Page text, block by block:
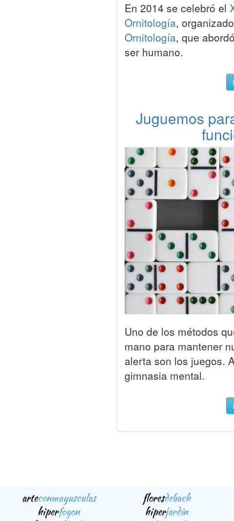
En 2014 se celebró el
Ornitología,
Ornitología, que
ser humano.
Juguemos
Uno de los métodos
mano para mantener
alerta son los juegos.
gimnasia mental.
arteconmayusculas floresdebach
hiperfogon hiperjardin